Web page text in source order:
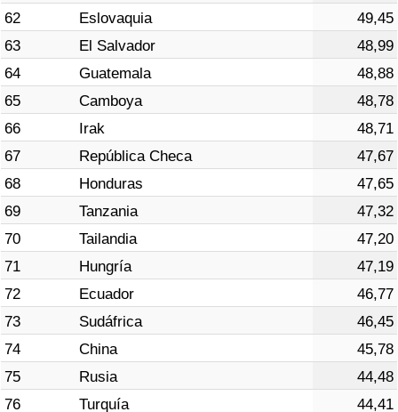
62
Eslovaquia
49,45
63
El Salvador
48,99
64
Guatemala
48,88
65
Camboya
48,78
66
Irak
48,71
67
República Checa
47,67
68
Honduras
47,65
69
Tanzania
47,32
70
Tailandia
47,20
71
Hungría
47,19
72
Ecuador
46,77
73
Sudáfrica
46,45
74
China
45,78
75
Rusia
44,48
76
Turquía
44,41